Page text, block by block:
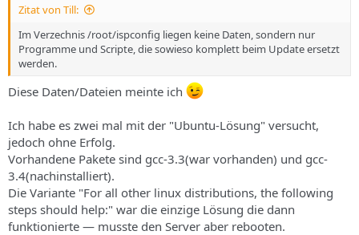
Zitat von Till:
Im Verzechnis /root/ispconfig liegen keine Daten, sondern nur
Programme und Scripte, die sowieso komplett beim Update ersetzt
werden.
Diese Daten/Dateien meinte ich
Ich habe es zwei mal mit der "Ubuntu-Lösung" versucht,
jedoch ohne Erfolg.
Vorhandene Pakete sind gcc-3.3(war vorhanden) und gcc-
3.4(nachinstalliert).
Die Variante "For all other linux distributions, the following
steps should help:" war die einzige Lösung die dann
funktionierte — musste den Server aber rebooten.